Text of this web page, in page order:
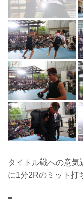
タイトル戦への意
に1分2Rのミット打